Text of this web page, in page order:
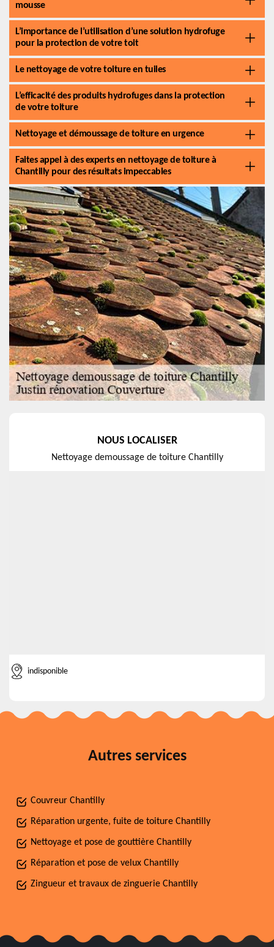
mousse
L’importance de l’utilisation d’une solution hydrofuge
pour la protection de votre toit
Le nettoyage de votre toiture en tuiles
L’efficacité des produits hydrofuges dans la protection
de votre toiture
Nettoyage et démoussage de toiture en urgence
Faites appel à des experts en nettoyage de toiture à
Chantilly pour des résultats impeccables
NOUS LOCALISER
Nettoyage demoussage de toiture Chantilly
indisponible
Autres services
Couvreur Chantilly
Réparation urgente, fuite de toiture Chantilly
Nettoyage et pose de gouttière Chantilly
Réparation et pose de velux Chantilly
Zingueur et travaux de zinguerie Chantilly